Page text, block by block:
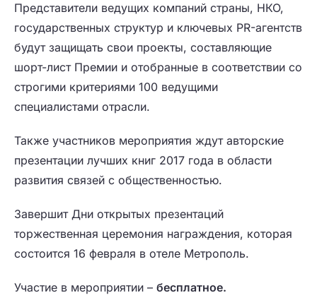
Представители ведущих компаний страны, НКО,
государственных структур и ключевых PR-агентств
будут защищать свои проекты, составляющие
шорт-лист Премии и отобранные в соответствии со
строгими критериями 100 ведущими
специалистами отрасли.
Также участников мероприятия ждут авторские
презентации лучших книг 2017 года в области
развития связей с общественностью.
Завершит Дни открытых презентаций
торжественная церемония награждения, которая
состоится 16 февраля в отеле Метрополь.
Участие в мероприятии – бесплатное.